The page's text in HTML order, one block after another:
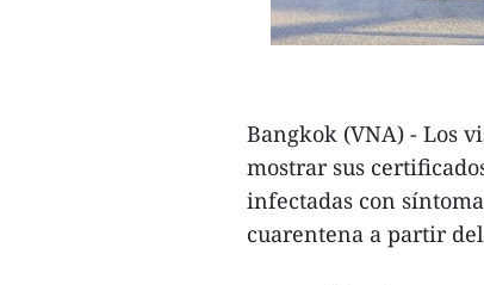
Bangkok (VNA) - Los
mostrar sus
infectadas con
cuarentena a partir